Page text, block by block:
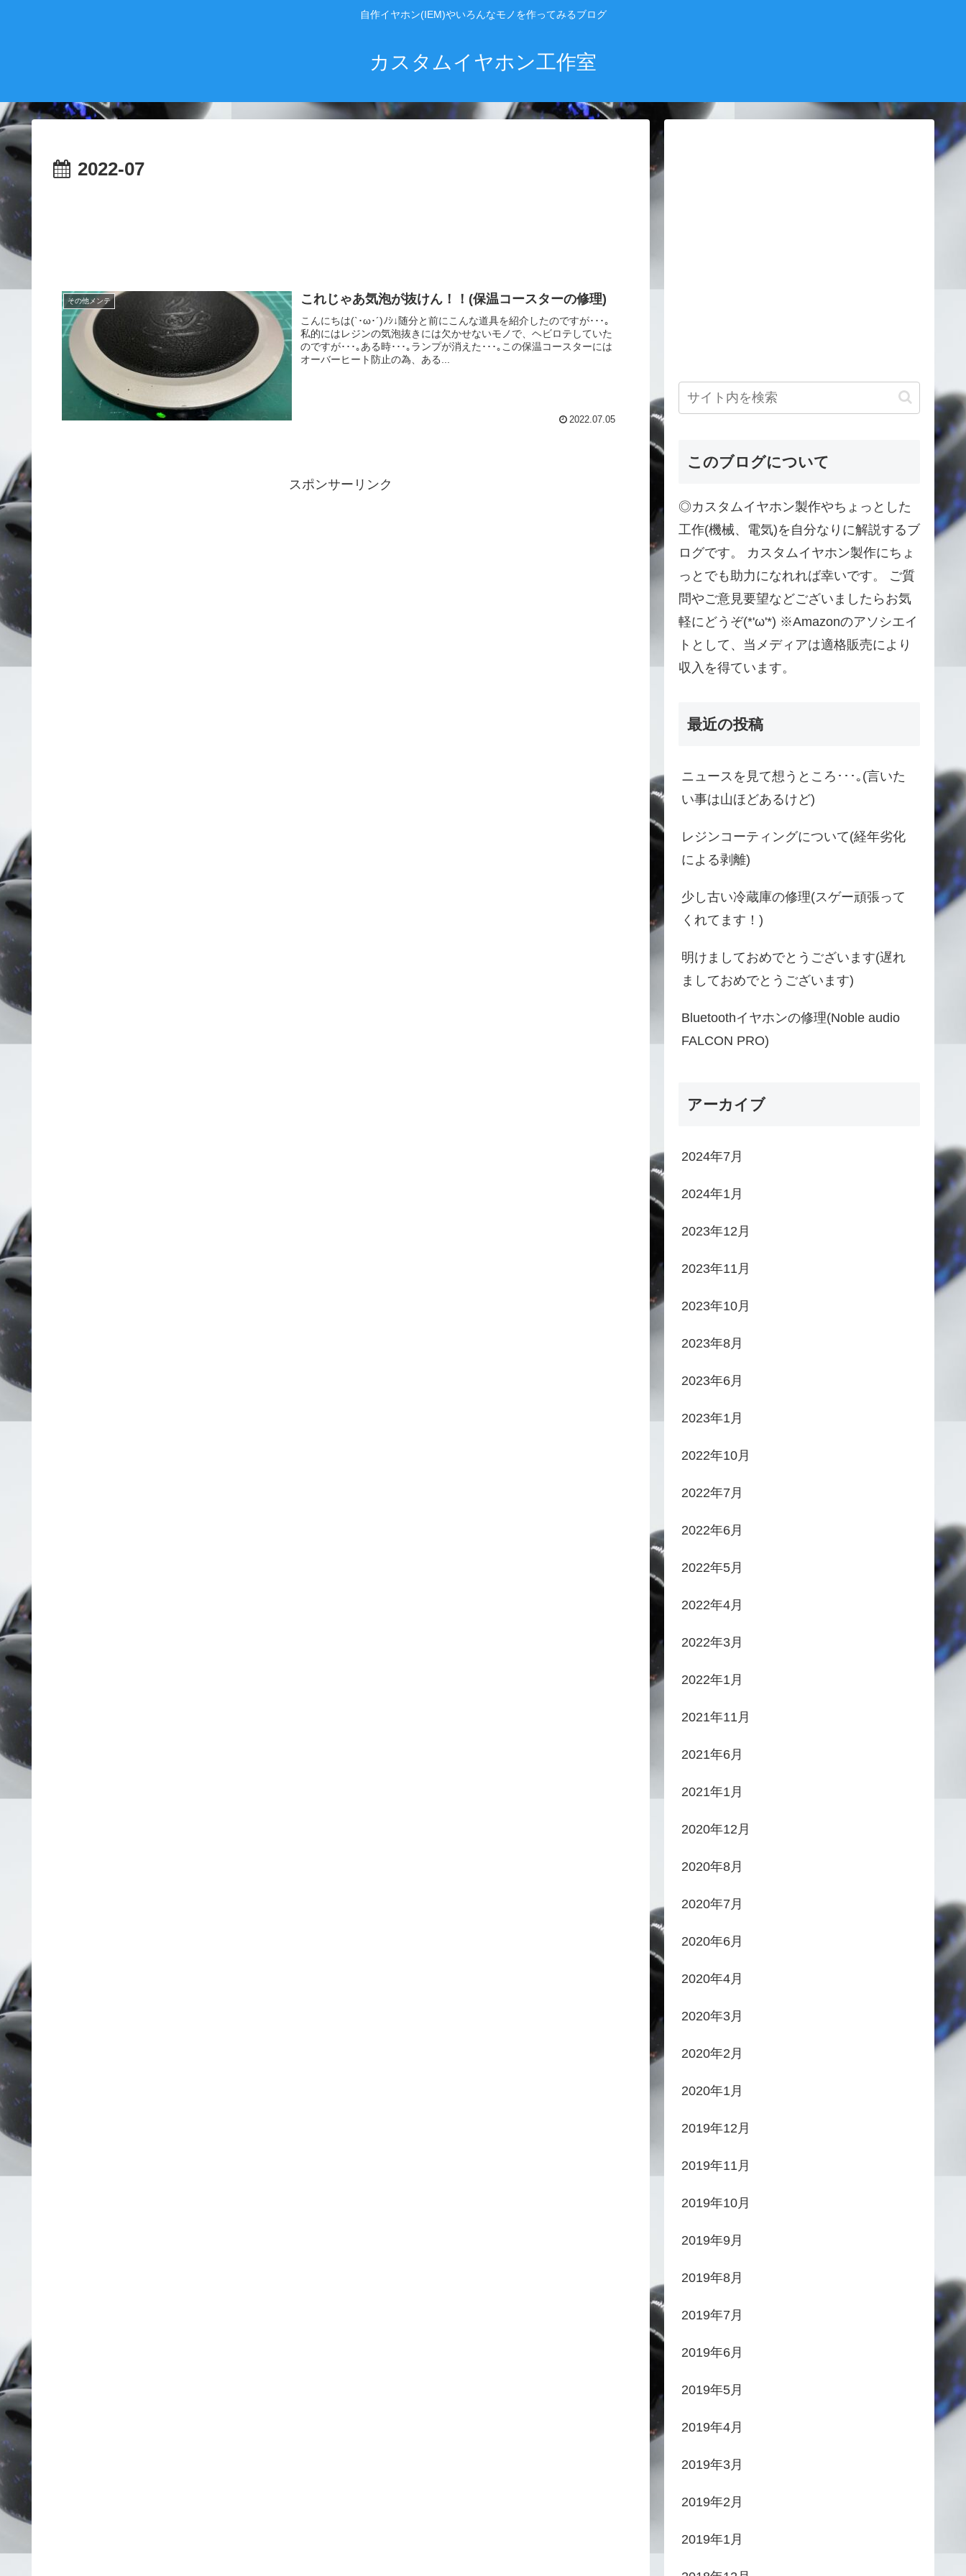
自作イヤホン(IEM)やいろんなモノを作ってみるブログ
カスタムイヤホン工作室
2022-07
その他メンテ これじゃあ気泡が抜けん！！(保温コースターの修理)
こんにちは(`･ω･´)ﾉｼ↓随分と前にこんな道具を紹介したのですが･･･｡
私的にはレジンの気泡抜きには欠かせないモノで、ヘビロテしていた
のですが･･･｡ある時･･･｡ランプが消えた･･･｡この保温コースターには
オーバーヒート防止の為、ある...
2022.07.05
スポンサーリンク
このブログについて
◎カスタムイヤホン製作やちょっとした
工作(機械、電気)を自分なりに解説するブ
ログです。 カスタムイヤホン製作にちょ
っとでも助力になれれば幸いです。 ご質
問やご意見要望などございましたらお気
軽にどうぞ(*'ω'*) ※Amazonのアソシエイ
トとして、当メディアは適格販売により
収入を得ています。
最近の投稿
ニュースを見て想うところ･･･｡(言いた
い事は山ほどあるけど)
レジンコーティングについて(経年劣化
による剥離)
少し古い冷蔵庫の修理(スゲー頑張って
くれてます！)
明けましておめでとうございます(遅れ
ましておめでとうございます)
Bluetoothイヤホンの修理(Noble audio
FALCON PRO)
アーカイブ
2024年7月
2024年1月
2023年12月
2023年11月
2023年10月
2023年8月
2023年6月
2023年1月
2022年10月
2022年7月
2022年6月
2022年5月
2022年4月
2022年3月
2022年1月
2021年11月
2021年6月
2021年1月
2020年12月
2020年8月
2020年7月
2020年6月
2020年4月
2020年3月
2020年2月
2020年1月
2019年12月
2019年11月
2019年10月
2019年9月
2019年8月
2019年7月
2019年6月
2019年5月
2019年4月
2019年3月
2019年2月
2019年1月